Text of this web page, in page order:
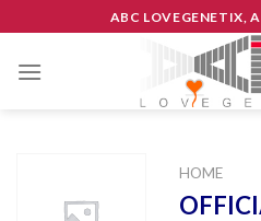
to
content
ABC LOVEGENETIX,
HOME